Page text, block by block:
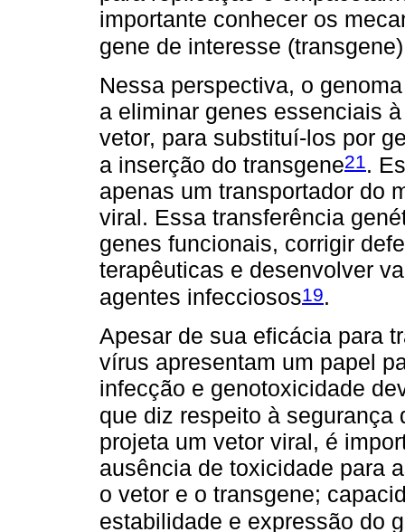
importante conhecer os
gene de interesse
Nessa perspectiva, o
a eliminar genes essenciais
vetor, para substituí-los por
a inserção do transgene21.
apenas um transportador do
viral. Essa transferência
genes funcionais, corrigir
terapêuticas e desenvolver
agentes infecciosos19.
Apesar de sua eficácia para
vírus apresentam um papel
infecção e genotoxicidade
que diz respeito à segurança
projeta um vetor viral, é
ausência de toxicidade para
o vetor e o transgene;
estabilidade e expressão do